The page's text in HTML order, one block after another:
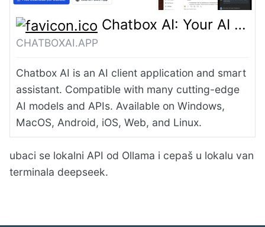
Chatbox AI: Your AI Copilot, Best AI Client on any device, Free Download
CHATBOXAI.APP
Chatbox AI is an AI client application and smart
assistant. Compatible with many cutting-edge
AI models and APIs. Available on Windows,
MacOS, Android, iOS, Web, and Linux.
ubaci se lokalni API od Ollama i cepaš u lokalu van
terminala deepseek.